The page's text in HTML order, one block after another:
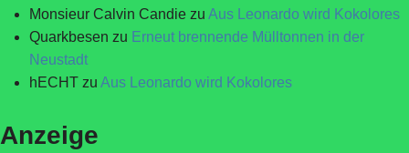
Monsieur Calvin Candie zu Aus Leonardo wird Kokolores
Quarkbesen zu Erneut brennende Mülltonnen in der
Neustadt
hECHT zu Aus Leonardo wird Kokolores
Anzeige